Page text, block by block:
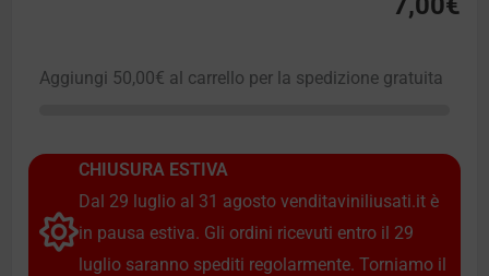
Aggiungi 50,00€ al carrello per la spedizione gratuita
CHIUSURA ESTIVA
Dal 29 luglio al 31 agosto venditaviniliusati.it è
in pausa estiva. Gli ordini ricevuti entro il 29
luglio saranno spediti regolarmente. Torniamo il